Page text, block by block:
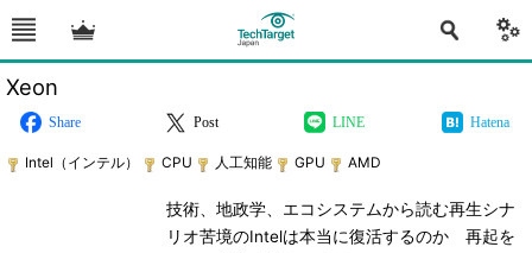
Xeon
Share Post LINE Hatena
Intel（インテル） CPU 人工知能 GPU AMD
技術、地政学、エコシステムから読む再生シナ
リオ苦境のIntelは本当に復活するのか 再起を